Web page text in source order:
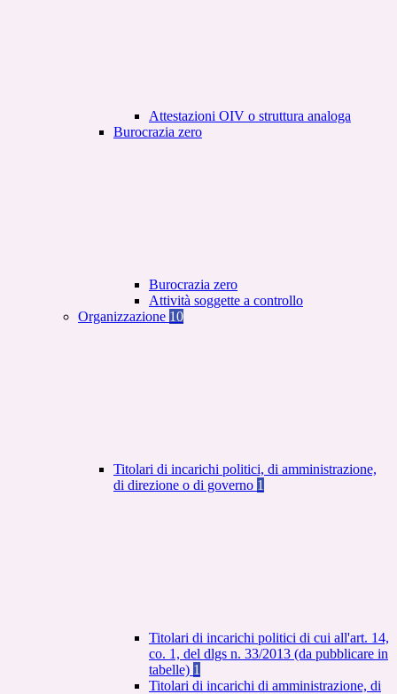
Attestazioni OIV o struttura analoga
Burocrazia zero
Burocrazia zero
Attività soggette a controllo
Organizzazione 10
Titolari di incarichi politici, di amministrazione,
di direzione o di governo 1
Titolari di incarichi politici di cui all'art. 14,
co. 1, del dlgs n. 33/2013 (da pubblicare in
tabelle) 1
Titolari di incarichi di amministrazione, di